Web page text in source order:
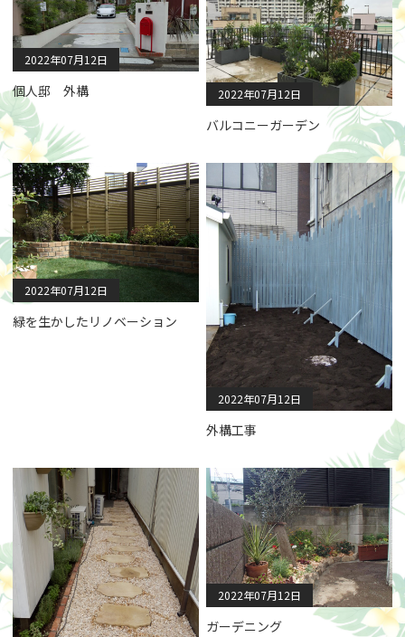
2022年07月12日
個人邸 外構 2022年07月12日
バルコニーガーデン
2022年07月12日
緑を生かしたリノベーション
2022年07月12日
外構工事
2022年07月12日
ガーデニング